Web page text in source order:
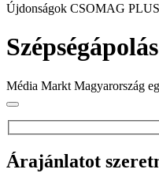
Újdonságok CSOMAG
Média Markt Magyarország
Árajánlatot